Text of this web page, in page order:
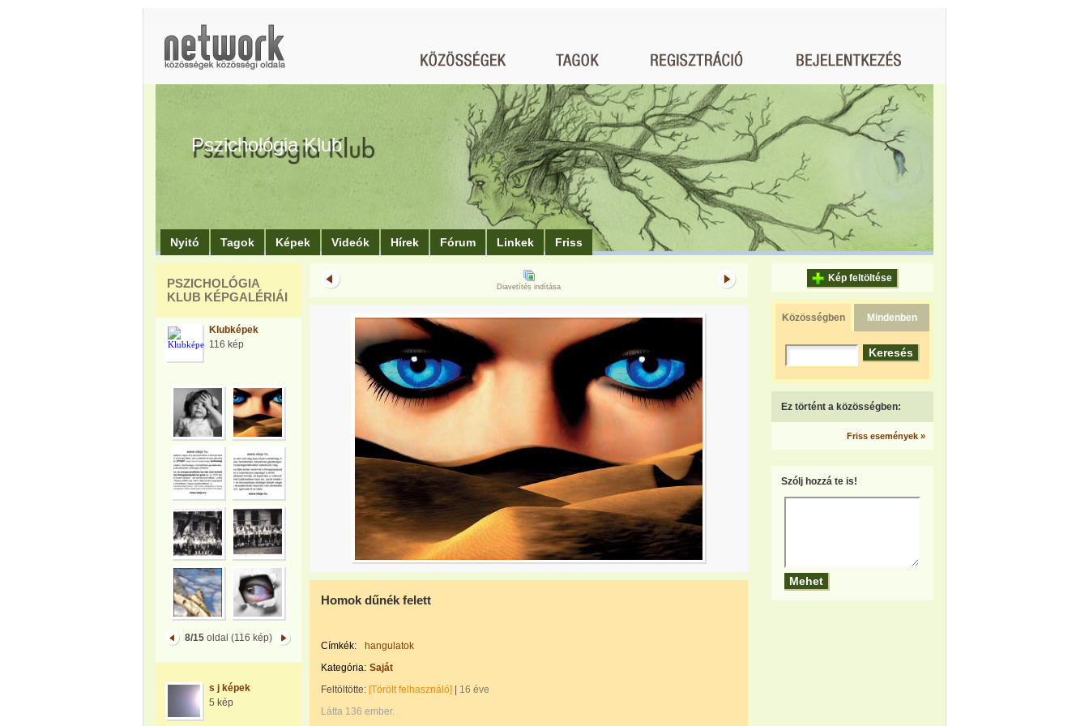
Pszichológia Klub
Nyitó Tagok Képek Videók Hírek Fórum Linkek Friss
PSZICHOLÓGIA
KLUB KÉPGALÉRIÁI
Klubképek
116 kép
8/15 oldal (116 kép)
s j képek
5 kép
Diavetítés indítása
Homok dűnék felett
Címkék:
hangulatok
Kategória: Saját
Feltöltötte: [Törölt felhasználó]
16 éve
Látta 136 ember.
Kép feltöltése
Közösségben Mindenben
Ez történt a közösségben:
Friss események »
Szólj hozzá te is!